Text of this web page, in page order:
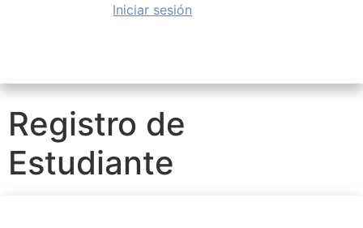
Iniciar sesión
Registro de
Estudiante